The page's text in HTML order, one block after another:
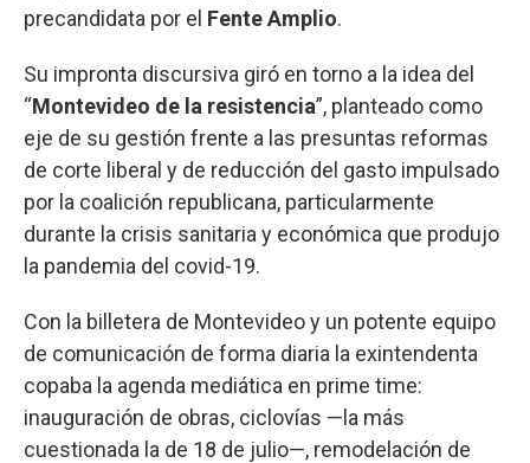
precandidata por el Fente Amplio.
Su impronta discursiva giró en torno a la idea del
“Montevideo de la resistencia”, planteado como
eje de su gestión frente a las presuntas reformas
de corte liberal y de reducción del gasto impulsado
por la coalición republicana, particularmente
durante la crisis sanitaria y económica que produjo
la pandemia del covid-19.
Con la billetera de Montevideo y un potente equipo
de comunicación de forma diaria la exintendenta
copaba la agenda mediática en prime time:
inauguración de obras, ciclovías —la más
cuestionada la de 18 de julio—, remodelación de